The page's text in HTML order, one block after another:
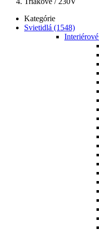
Kategórie
Svietidlá (1548)
Interiérové